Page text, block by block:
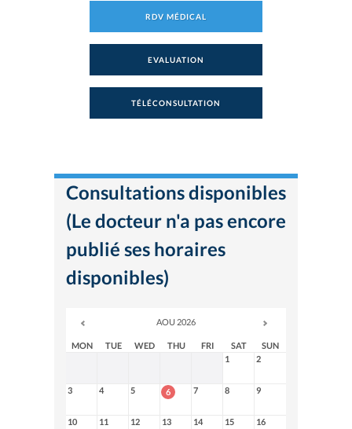
RDV MÉDICAL
EVALUATION
TÉLÉCONSULTATION
Consultations disponibles
(Le docteur n'a pas encore
publié ses horaires
disponibles)
AOU 2026
MON TUE WED THU FRI SAT
SUN
1
2
3 4 5 6 7 8 9
10 11 12 13 14 15 16